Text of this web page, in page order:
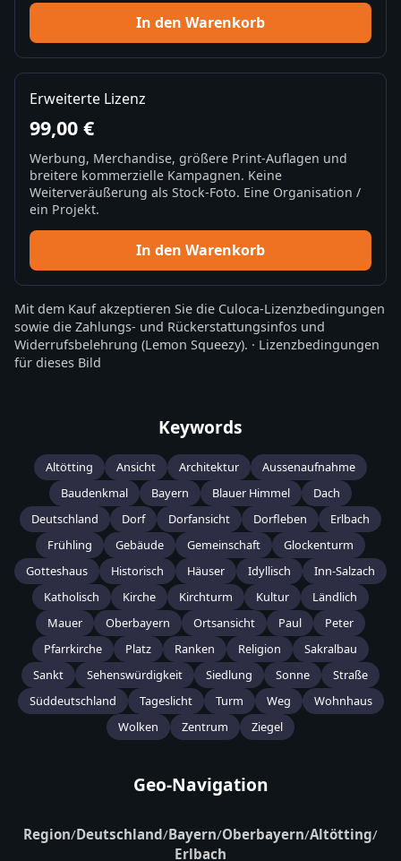
In den Warenkorb
Erweiterte Lizenz
99,00 €
Werbung, Merchandise, größere Print-Auflagen und
breitere kommerzielle Kampagnen. Keine
Weiterveräußerung als Stock-Foto. Eine Organisation /
ein Projekt.
In den Warenkorb
Mit dem Kauf akzeptieren Sie die Culoca-Lizenzbedingungen
sowie die Zahlungs- und Rückerstattungsinfos und
Widerrufsbelehrung (Lemon Squeezy). · Lizenzbedingungen
für dieses Bild
Keywords
Altötting Ansicht Architektur
Aussenaufnahme
Baudenkmal
Bayern Blauer Himmel
Dach
Deutschland
Dorf Dorfansicht Dorfleben
Erlbach
Frühling
Gebäude Gemeinschaft
Glockenturm
Gotteshaus
Historisch Häuser Idyllisch
Inn-Salzach
Katholisch
Kirche Kirchturm Kultur
Ländlich
Mauer
Oberbayern Ortsansicht Paul
Peter
Pfarrkirche
Platz Ranken Religion
Sakralbau
Sankt
Sehenswürdigkeit Siedlung Sonne
Straße
Süddeutschland
Tageslicht Turm Weg
Wohnhaus
Wolken
Zentrum Ziegel
Geo-Navigation
Region/Deutschland/Bayern/Oberbayern/Altötting/
Erlbach